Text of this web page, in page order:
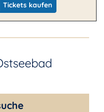
Tickets kaufen